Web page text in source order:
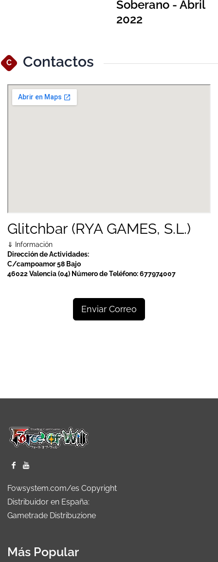
Soberano - Abril
2022
C Contactos
Glitchbar (RYA GAMES, S.L.)
⇓ Información
Dirección de Actividades:
C/campoamor 58 Bajo
46022 Valencia (04) Número de Teléfono:677974007
Enviar Correo
Fowsystem.com/es Copyright
Distribuidor en España:
Gametrade Distribuzione
Más Popular